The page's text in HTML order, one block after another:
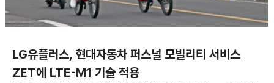
​LG유플러스, 현대자동차 퍼스널 모빌리티 서비스
ZET에 LTE-M1 기술 적용